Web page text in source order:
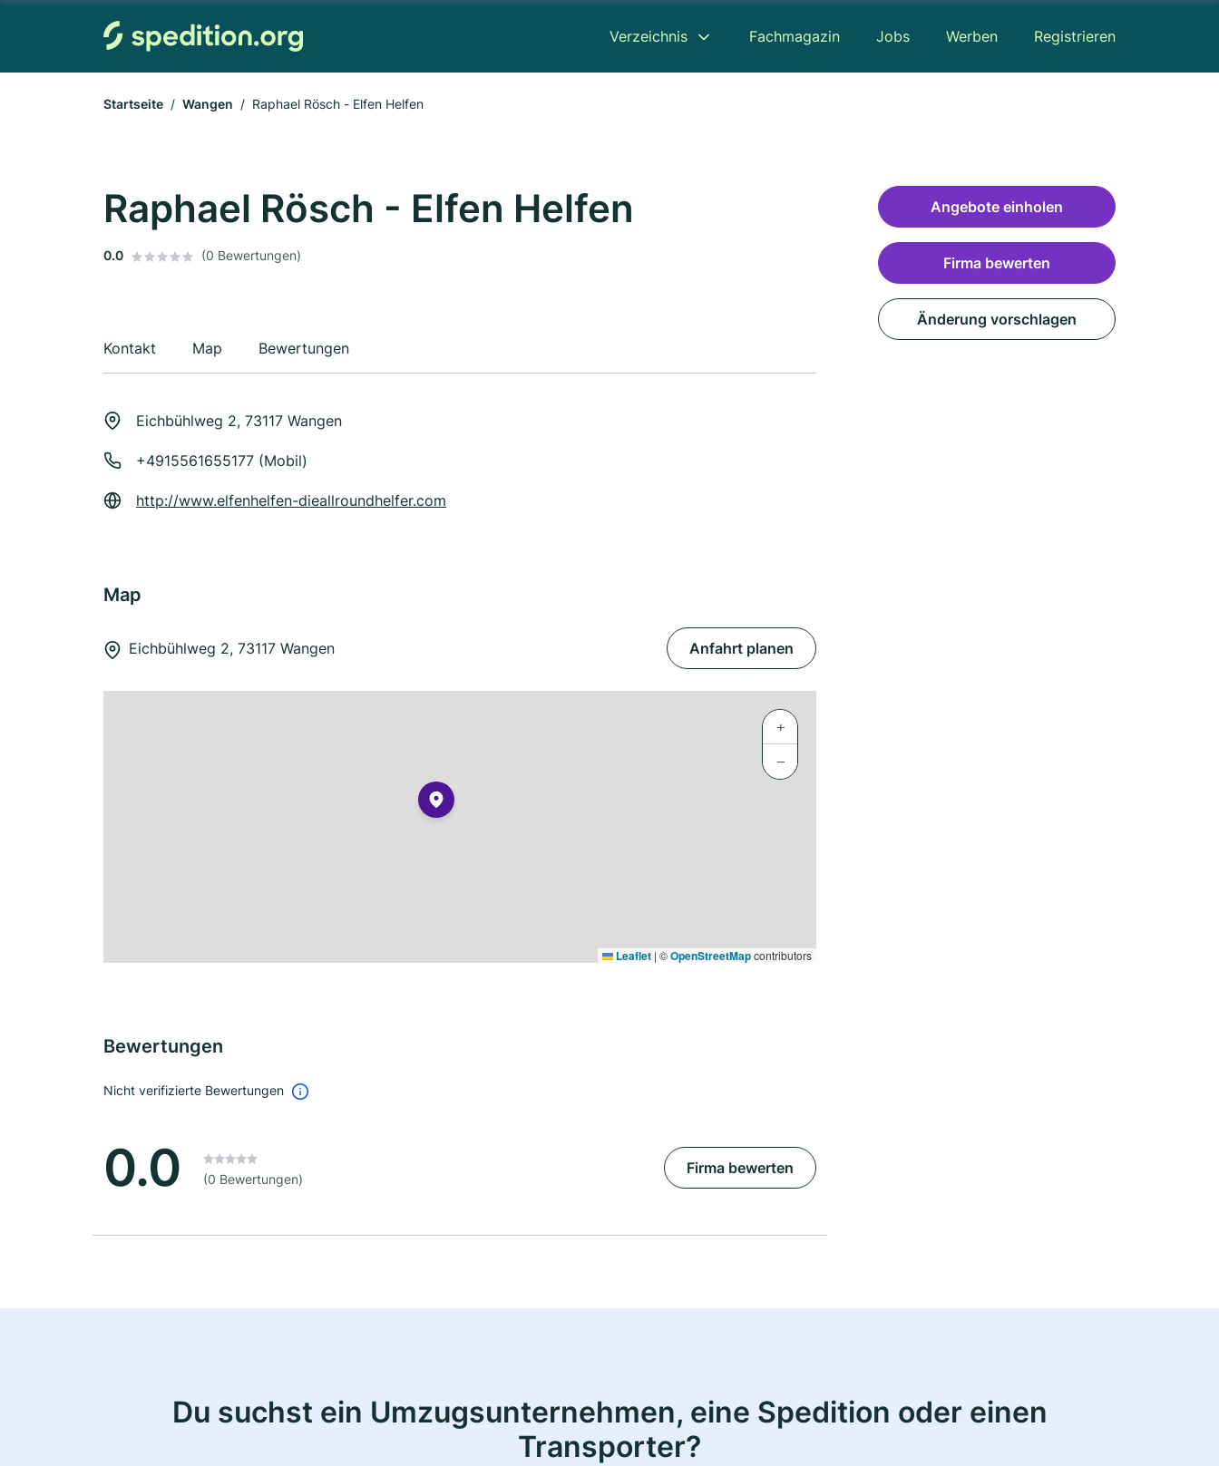
Verzeichnis Fachmagazin Jobs Werben Registrieren
Startseite Wangen Raphael Rösch - Elfen Helfen
Raphael Rösch - Elfen Helfen
0.0 (0 Bewertungen)
Kontakt Map Bewertungen
Eichbühlweg 2, 73117 Wangen
+4915561655177 (Mobil)
http://www.elfenhelfen-dieallroundhelfer.com
Map
Eichbühlweg 2, 73117 Wangen Anfahrt planen
+
−
Leaflet | ©OpenStreetMapcontributors
Bewertungen
Nicht verifizierte Bewertungen
0.0 (0 Bewertungen)
Firma bewerten
Angebote einholen
Firma bewerten
Änderung vorschlagen
Du suchst ein Umzugsunternehmen, eine Spedition oder einen
Transporter?